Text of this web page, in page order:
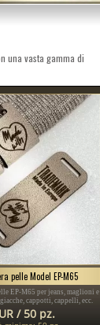
una vasta gamma di
pelle Model EP-M65
EP-M65 per jeans, maglioni e
cappotti, cappelli, ecc.
con personalizzazione
laser.
/ 50 pz.